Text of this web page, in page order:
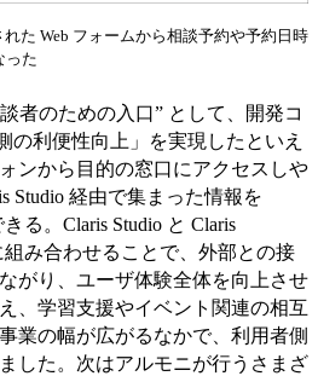
た Web フォームから相談予約や予約日時
った
者のための入口” として、開発コ
の利便性向上」を実現したといえ
ンから目的の窓口にアクセスしや
Studio 経由で集まった情報を
る。Claris Studio と Claris
組み合わせることで、外部との接
がり、ユーザ体験全体を向上させ
、学習支援やイベント関連の相互
業の幅が広がるなかで、利用者側
した。次はアルモニが行うさまざ